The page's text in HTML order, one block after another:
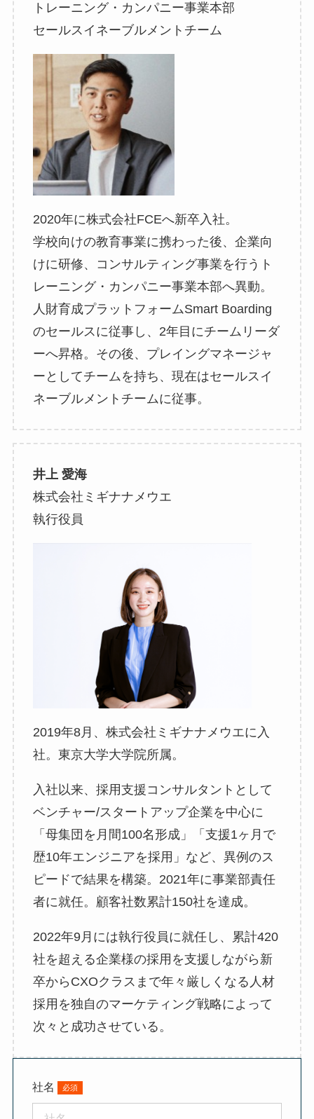
トレーニング・カンパニー事業本部
セールスイネーブルメントチーム
2020年に株式会社FCEへ新卒入社。
学校向けの教育事業に携わった後、企業向
けに研修、コンサルティング事業を行うト
レーニング・カンパニー事業本部へ異動。
人財育成プラットフォームSmart Boarding
のセールスに従事し、2年目にチームリーダ
ーへ昇格。その後、プレイングマネージャ
ーとしてチームを持ち、現在はセールスイ
ネーブルメントチームに従事。
井上 愛海
株式会社ミギナナメウエ
執行役員
2019年8月、株式会社ミギナナメウエに入
社。東京大学大学院所属。
入社以来、採用支援コンサルタントとして
ベンチャー/スタートアップ企業を中心に
「母集団を月間100名形成」「支援1ヶ月で
歴10年エンジニアを採用」など、異例のス
ピードで結果を構築。2021年に事業部責任
者に就任。顧客社数累計150社を達成。
2022年9月には執行役員に就任し、累計420
社を超える企業様の採用を支援しながら新
卒からCXOクラスまで年々厳しくなる人材
採用を独自のマーケティング戦略によって
次々と成功させている。
社名